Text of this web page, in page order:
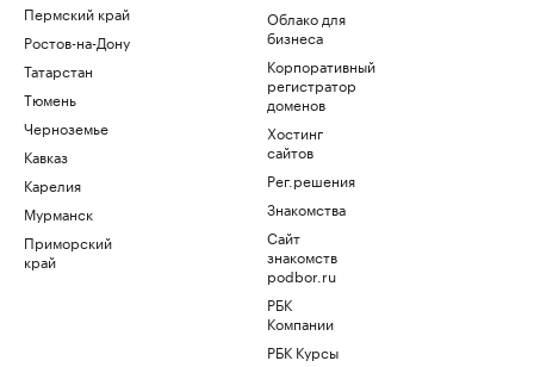
Пермский край
Ростов-на-Дону
Татарстан
Тюмень
Черноземье
Кавказ
Карелия
Мурманск
Приморский
край
Облако для
бизнеса
Корпоративный
регистратор
доменов
Хостинг
сайтов
Рег.решения
Знакомства
Сайт
знакомств
podbor.ru
РБК
Компании
РБК Курсы